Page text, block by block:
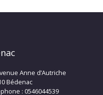
Anne d’Autriche
Bédenac
: 0546044539